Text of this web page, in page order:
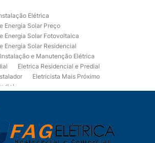
Elétrica
Energia Solar Preço
Energia Solar Fotovoltaica
Energia Solar Residencial
e Manutenção Elétrica
Eletrica Residencial e Predial
Eletricista Mais Próximo
E Predial
Manutenção
Instalações Elétricas